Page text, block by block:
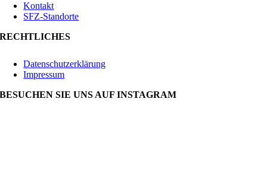
Kontakt
SFZ-Standorte
RECHTLICHES
Datenschutzerklärung
Impressum
BESUCHEN SIE UNS AUF INSTAGRAM